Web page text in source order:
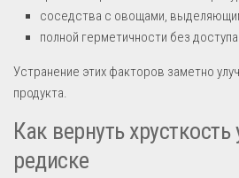
соседства с овощами,
полной герметичности без
Устранение этих факторов заметно
продукта.
Как вернуть
редиске